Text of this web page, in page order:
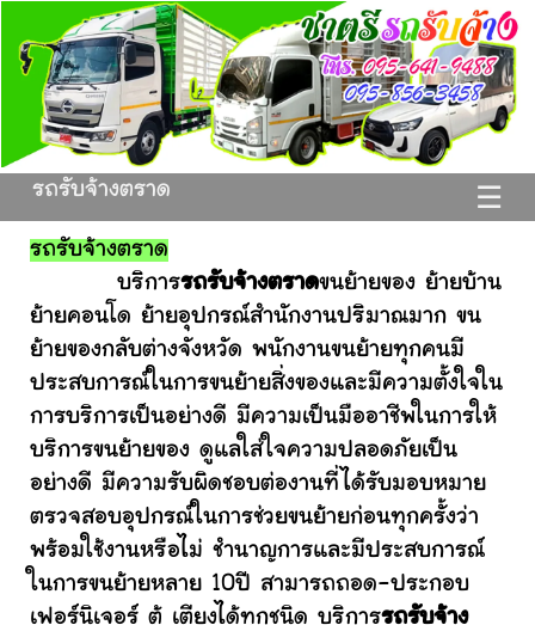
☰
รถรับจ้างตราด
รถรับจ้างตราด
บริการรถรับจ้างตราดขนย้ายของ ย้ายบ้าน
ย้ายคอนโด ย้ายอุปกรณ์สำนักงานปริมาณมาก ขน
ย้ายของกลับต่างจังหวัด พนักงานขนย้ายทุกคนมี
ประสบการณ์ในการขนย้ายสิ่งของและมีความตั้งใจใน
การบริการเป็นอย่างดี มีความเป็นมืออาชีพในการให้
บริการขนย้ายของ ดูแลใส่ใจความปลอดภัยเป็น
อย่างดี มีความรับผิดชอบต่องานที่ได้รับมอบหมาย
ตรวจสอบอุปกรณ์ในการช่วยขนย้ายก่อนทุกครั้งว่า
พร้อมใช้งานหรือไม่ ชำนาญการและมีประสบการณ์
ในการขนย้ายหลาย 10ปี สามารถถอด-ประกอบ
เฟอร์นิเจอร์ ตู้ เตียงได้ทุกชนิด บริการรถรับจ้าง